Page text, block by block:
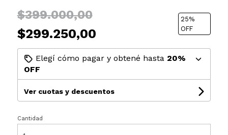
$399.000,00
$299.250,00
25%
OFF
Elegí cómo pagar y obtené hasta 20%
OFF
Ver cuotas y descuentos
Cantidad